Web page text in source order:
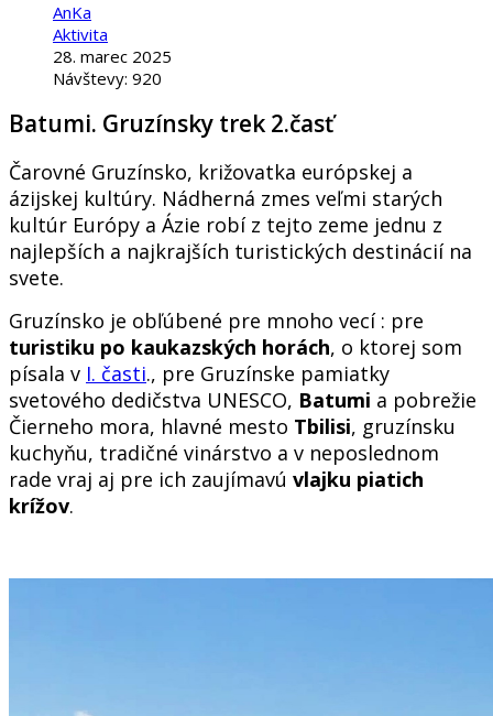
AnKa
Aktivita
28. marec 2025
Návštevy: 920
Batumi. Gruzínsky trek 2.časť
Čarovné Gruzínsko, križovatka európskej a
ázijskej kultúry. Nádherná zmes veľmi starých
kultúr Európy a Ázie robí z tejto zeme jednu z
najlepších a najkrajších turistických destinácií na
svete.
Gruzínsko je obľúbené pre mnoho vecí : pre
turistiku po kaukazských horách, o ktorej som
písala v I. časti., pre Gruzínske pamiatky
svetového dedičstva UNESCO, Batumi a pobrežie
Čierneho mora, hlavné mesto Tbilisi, gruzínsku
kuchyňu, tradičné vinárstvo a v neposlednom
rade vraj aj pre ich zaujímavú vlajku piatich
krížov.